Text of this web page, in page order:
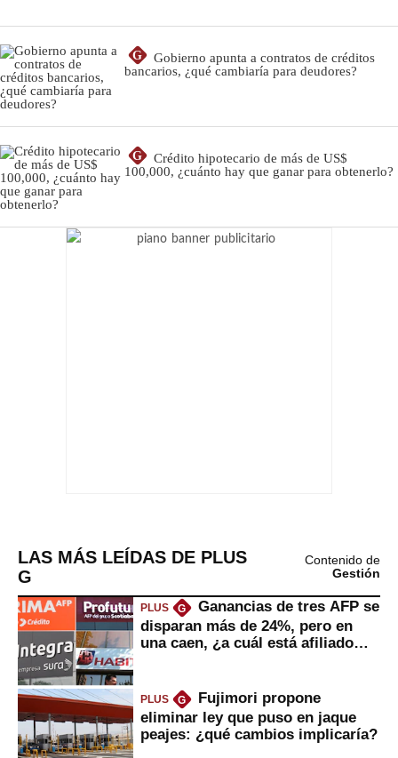
G
Gobierno apunta a contratos de créditos
bancarios, ¿qué cambiaría para deudores?
G
Crédito hipotecario de más de US$
100,000, ¿cuánto hay que ganar para obtenerlo?
LAS MÁS LEÍDAS DE PLUS
G
Contenido de
Gestión
PLUS G
Ganancias de tres AFP se
disparan más de 24%, pero en
una caen, ¿a cuál está afiliado
PLUS G
Fujimori propone
eliminar ley que puso en jaque
peajes: ¿qué cambios implicaría?